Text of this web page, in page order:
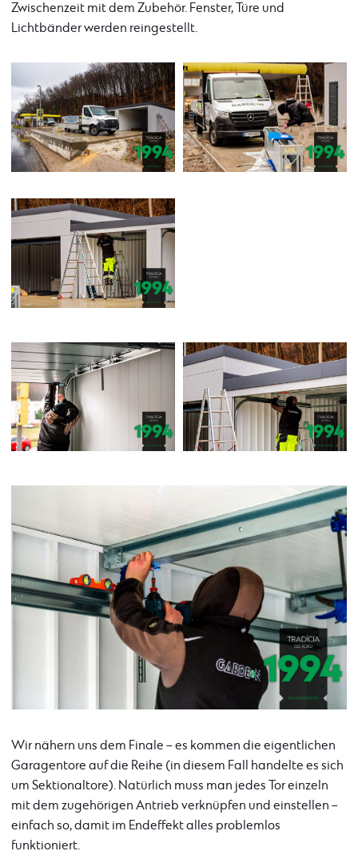
Zwischenzeit mit dem Zubehör. Fenster, Türe und
Lichtbänder werden reingestellt.
Wir nähern uns dem Finale – es kommen die eigentlichen
Garagentore auf die Reihe (in diesem Fall handelte es sich
um Sektionaltore). Natürlich muss man jedes Tor einzeln
mit dem zugehörigen Antrieb verknüpfen und einstellen –
einfach so, damit im Endeffekt alles problemlos
funktioniert.